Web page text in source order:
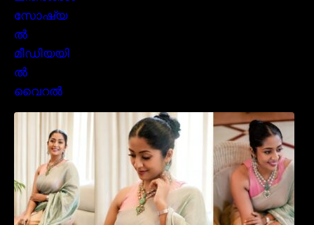
സാരിയിൽ സുന്ദരിയായി മലയിലകളുടെ
പ്രിയ താരം നവ്യാ നായർ| Malayalam
favourite actress Navya Nair cute in saree